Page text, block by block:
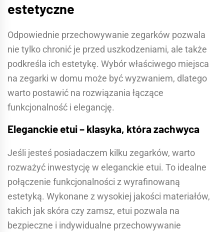
estetyczne
Odpowiednie przechowywanie zegarków pozwala
nie tylko chronić je przed uszkodzeniami, ale także
podkreśla ich estetykę. Wybór właściwego miejsca
na zegarki w domu może być wyzwaniem, dlatego
warto postawić na rozwiązania łączące
funkcjonalność i elegancję.
Eleganckie etui – klasyka, która zachwyca
Jeśli jesteś posiadaczem kilku zegarków, warto
rozważyć inwestycję w eleganckie etui. To idealne
połączenie funkcjonalności z wyrafinowaną
estetyką. Wykonane z wysokiej jakości materiałów,
takich jak skóra czy zamsz, etui pozwala na
bezpieczne i indywidualne przechowywanie